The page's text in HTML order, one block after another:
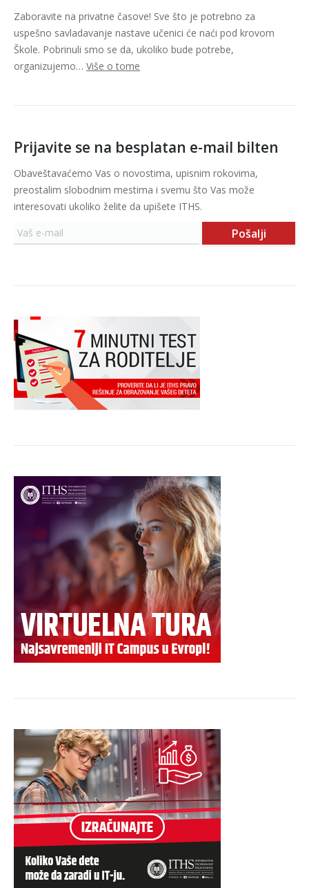
Zaboravite na privatne časove! Sve što je potrebno za
uspešno savladavanje nastave učenici će naći pod krovom
Škole. Pobrinuli smo se da, ukoliko bude potrebe,
organizujemo… Više o tome
Prijavite se na besplatan e-mail bilten
Obaveštavaćemo Vas o novostima, upisnim rokovima,
preostalim slobodnim mestima i svemu što Vas može
interesovati ukoliko želite da upišete ITHS.